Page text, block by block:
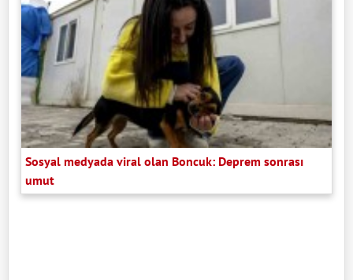
Sosyal medyada viral olan Boncuk: Deprem sonrası
umut